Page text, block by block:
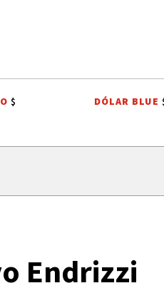
SANTISIMO
$ DÓLAR BLUE
Endrizzi